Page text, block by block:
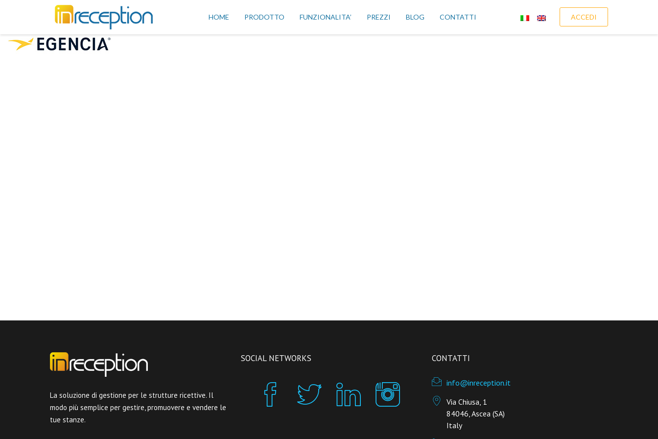
HOME PRODOTTO FUNZIONALITA’ PREZZI BLOG CONTATTI ACCEDI
La soluzione di gestione per le strutture ricettive. Il
modo più semplice per gestire, promuovere e vendere le
tue stanze.
SOCIAL NETWORKS CONTATTI
info@inreception.it
Via Chiusa, 1
84046, Ascea (SA)
Italy